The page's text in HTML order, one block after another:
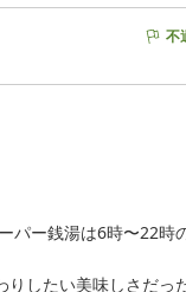
不
ー銭湯は6時〜22時の
したい美味しさだった